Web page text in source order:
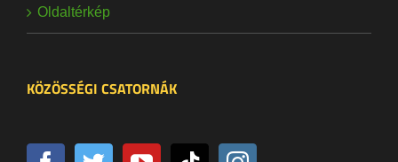
Oldaltérkép
KÖZÖSSÉGI CSATORNÁK